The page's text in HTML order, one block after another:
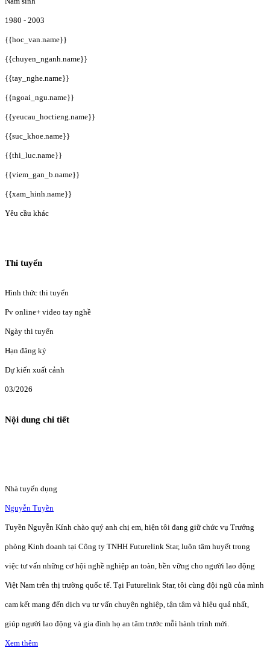
1980 - 2003
{{hoc_van.name}}
{{chuyen_nganh.name}}
{{tay_nghe.name}}
{{ngoai_ngu.name}}
{{yeucau_hoctieng.name}}
{{suc_khoe.name}}
{{thi_luc.name}}
{{viem_gan_b.name}}
{{xam_hinh.name}}
Yêu cầu khác
Thi tuyển
Hình thức thi tuyển
Pv online+ video tay nghề
Ngày thi tuyển
Hạn đăng ký
Dự kiến xuất cảnh
03/2026
Nội dung chi tiết
Nhà tuyển dụng
Nguyễn Tuyền
Tuyền Nguyễn Kính chào quý anh chị em, hiện tôi đang giữ chức vụ Trưởng
phòng Kinh doanh tại Công ty TNHH Futurelink Star, luôn tâm huyết trong
việc tư vấn những cơ hội nghề nghiệp an toàn, bền vững cho người lao động
Việt Nam trên thị trường quốc tế. Tại Futurelink Star, tôi cùng đội ngũ của mình
cam kết mang đến dịch vụ tư vấn chuyên nghiệp, tận tâm và hiệu quả nhất,
giúp người lao động và gia đình họ an tâm trước mỗi hành trình mới.
Xem thêm